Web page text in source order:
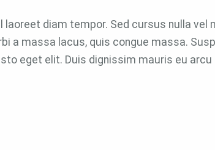
diam tempor. Sed cursus nulla vel
a massa lacus, quis congue massa.
eget elit. Duis dignissim mauris eu